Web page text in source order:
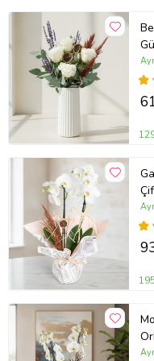
Bakım Önerisi:
Teraryumun
ışığından uzak, aydınlık
defa kapalı teraryumlar
ihtiyacını karşılamak için
nemlendirilmelidir. Bitkilerin
olabileceğinden, su
tozlanmasını önlemek için
temizlenmesi tavsiye
süre tazeliğini ve güzelliğini
Stok durumuna göre
Ürün Kodu:trym130